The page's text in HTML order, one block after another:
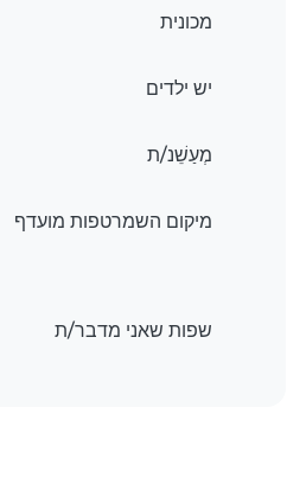
מכונית
יש ילדים
מְעַשֵׁנ/ת
מיקום השמרטפות מועדף
שפות שאני מדבר/ת